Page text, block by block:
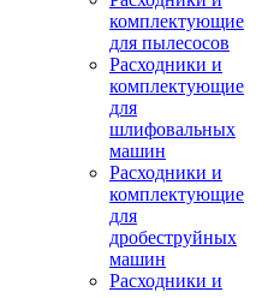
комплектующие
для пылесосов
Расходники и
комплектующие
для
шлифовальных
машин
Расходники и
комплектующие
для
дробеструйных
машин
Расходники и